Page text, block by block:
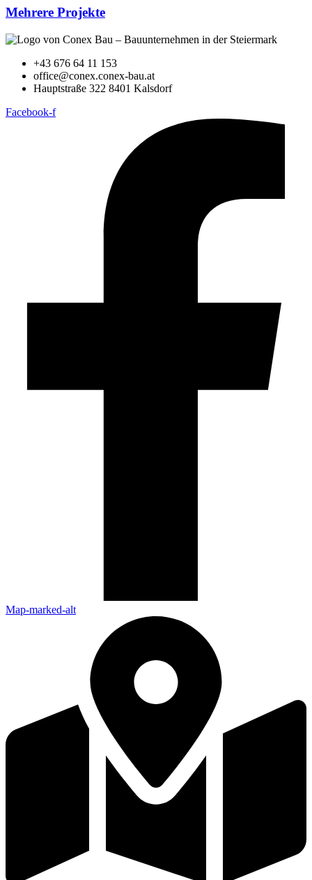
Mehrere Projekte
+43 676 64 11 153
office@conex.conex-bau.at
Hauptstraße 322 8401 Kalsdorf
Facebook-f
Map-marked-alt